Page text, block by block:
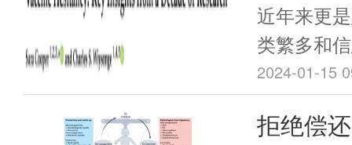
近年来更
类繁多和
疫苗的疑
杂。一些
疑，并寻
2024-01-15
拒绝偿